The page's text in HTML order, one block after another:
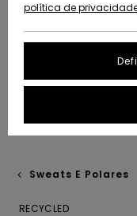
Sweats E Polares
RECYCLED
política de